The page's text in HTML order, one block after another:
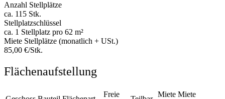
Anzahl Stellplätze
ca. 115 Stk.
Stellplatzschlüssel
ca. 1 Stellplatz pro 62 m²
Miete Stellplätze (monatlich + USt.)
85,00 €/Stk.
Flächenaufstellung
Freie
Miete Miete